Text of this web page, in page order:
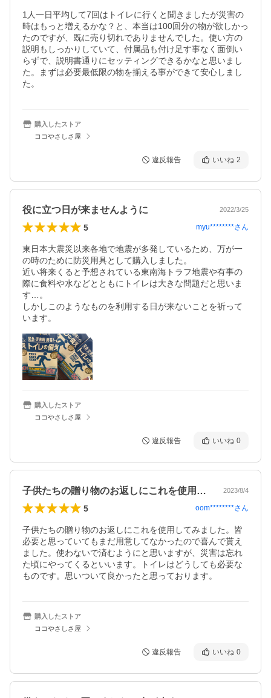
1人一日平均して7回はトイレに行くと聞きましたが災害の
時はもっと増えるかな？と、本当は100回分の物が欲しかっ
たのですが、既に売り切れでありませんでした。使い方の
説明もしっかりしていて、付属品も付け足す事なく面倒い
らずで、説明書通りにセッティングできるかなと思いまし
た。まずは必要最低限の物を揃える事ができて安心しまし
た。
購入したストア
ココやさしさ屋
違反報告 いいね 2
役に立つ日が来ませんように 2022/3/25
5 myu********さん
東日本大震災以来各地で地震が多発しているため、万が一
の時のために防災用具として購入しました。
近い将来くると予想されている東南海トラフ地震や有事の
際に食料や水などとともにトイレは大きな問題だと思いま
す…。
しかしこのようなものを利用する日が来ないことを祈って
います。
購入したストア
ココやさしさ屋
違反報告 いいね 0
子供たちの贈り物のお返しにこれを使用し… 2023/8/4
5 oom********さん
子供たちの贈り物のお返しにこれを使用してみました。皆
必要と思っていてもまだ用意してなかったので喜んで貰え
ました。使わないで済むようにと思いますが、災害は忘れ
た頃にやってくるといいます。トイレはどうしても必要な
ものです。思いついて良かったと思っております。
購入したストア
ココやさしさ屋
違反報告 いいね 0